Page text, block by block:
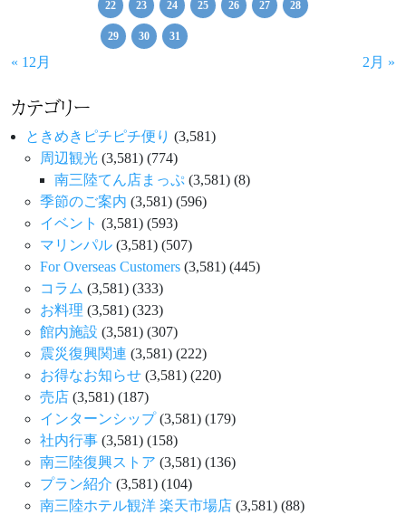
22 23 24 25 26 27 28
29 30 31
« 12月 2月 »
カテゴリー
ときめきピチピチ便り (3,581)
周辺観光 (3,581) (774)
南三陸てん店まっぷ (3,581) (8)
季節のご案内 (3,581) (596)
イベント (3,581) (593)
マリンパル (3,581) (507)
For Overseas Customers (3,581) (445)
コラム (3,581) (333)
お料理 (3,581) (323)
館内施設 (3,581) (307)
震災復興関連 (3,581) (222)
お得なお知らせ (3,581) (220)
売店 (3,581) (187)
インターンシップ(3,581) (179)
社内行事 (3,581) (158)
南三陸復興ストア (3,581) (136)
プラン紹介 (3,581) (104)
南三陸ホテル観洋 楽天市場店 (3,581) (88)